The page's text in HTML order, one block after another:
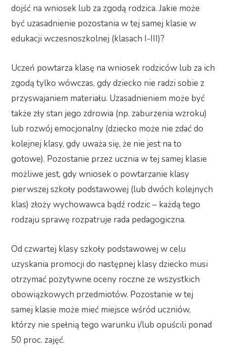
dojść na wniosek lub za zgodą rodzica. Jakie może
być uzasadnienie pozostania w tej samej klasie w
edukacji wczesnoszkolnej (klasach I-III)?
Uczeń powtarza klasę na wniosek rodziców lub za ich
zgodą tylko wówczas, gdy dziecko nie radzi sobie z
przyswajaniem materiału. Uzasadnieniem może być
także zły stan jego zdrowia (np. zaburzenia wzroku)
lub rozwój emocjonalny (dziecko może nie zdać do
kolejnej klasy, gdy uważa się, że nie jest na to
gotowe). Pozostanie przez ucznia w tej samej klasie
możliwe jest, gdy wniosek o powtarzanie klasy
pierwszej szkoły podstawowej (lub dwóch kolejnych
klas) złoży wychowawca bądź rodzic – każdą tego
rodzaju sprawę rozpatruje rada pedagogiczna.
Od czwartej klasy szkoły podstawowej w celu
uzyskania promocji do następnej klasy dziecko musi
otrzymać pozytywne oceny roczne ze wszystkich
obowiązkowych przedmiotów. Pozostanie w tej
samej klasie może mieć miejsce wśród uczniów,
którzy nie spełnią tego warunku i/lub opuścili ponad
50 proc. zajęć.